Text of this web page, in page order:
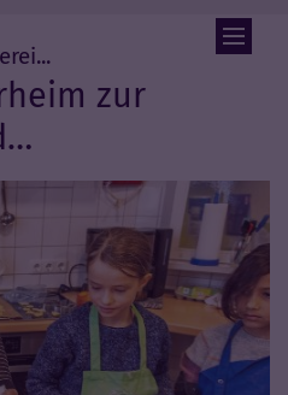
:
zur